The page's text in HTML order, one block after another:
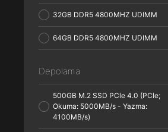
32GB DDR5 4800MHZ UDIMM
64GB DDR5 4800MHZ UDIMM
Depolama
500GB M.2 SSD PCle 4.0 (PCle;
Okuma: 5000MB/s - Yazma:
4100MB/s)